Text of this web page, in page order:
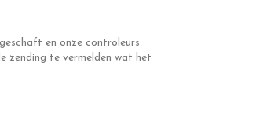
en onze controleurs
zending te vermelden wat het